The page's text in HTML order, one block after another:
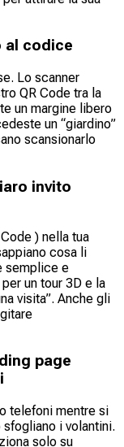
al codice
Lo scanner
QR Code tra la
un margine libero
un “giardino”
scansionarlo
invito
) nella tua
cosa li
semplice e
un tour 3D e la
visita”. Anche gli
page
telefoni mentre si
sfogliano i volantini.
solo su